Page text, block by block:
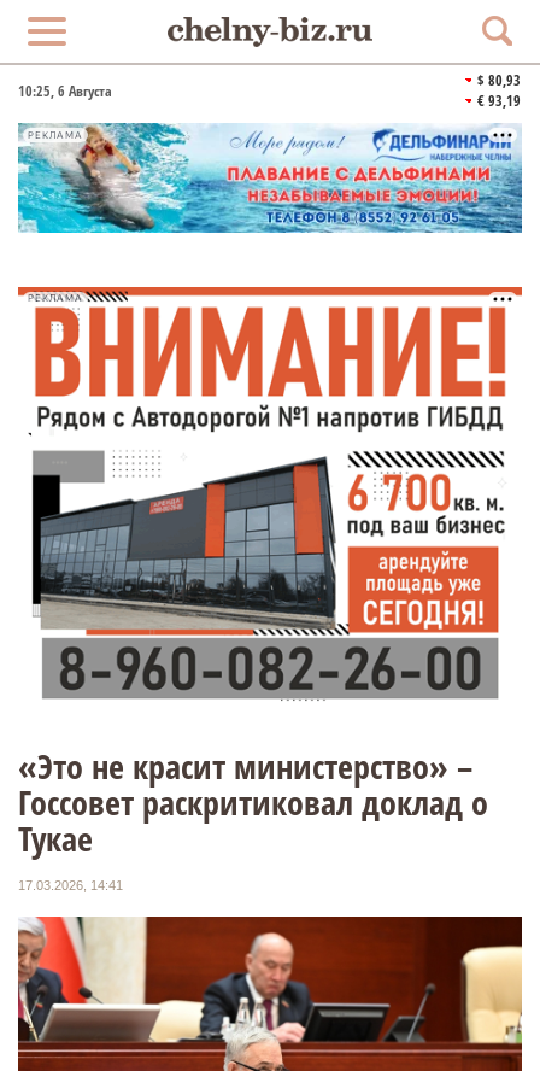
10:25, 6 Августа
$ 80,93
€ 93,19
РЕКЛАМА
РЕКЛАМА
«Это не красит министерство» –
Госсовет раскритиковал доклад о
Тукае
17.03.2026, 14:41